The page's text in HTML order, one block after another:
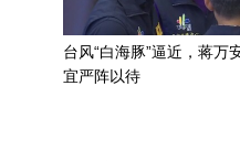
台风“白海豚”逼近，蒋万
宜严阵以待